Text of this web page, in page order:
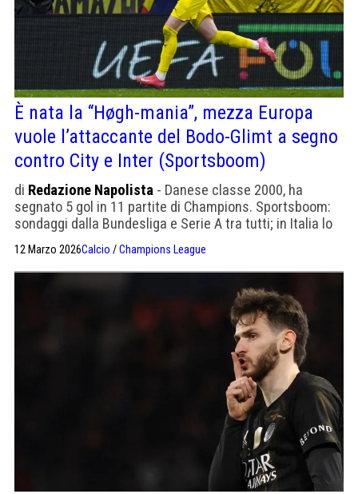
È nata la “Høgh-mania”, mezza Europa
vuole l’attaccante del Bodo-Glimt a segno
contro City e Inter (Sportsboom)
di Redazione Napolista - Danese classe 2000, ha
segnato 5 gol in 11 partite di Champions. Sportsboom:
sondaggi dalla Bundesliga e Serie A tra tutti; in Italia lo
12 Marzo 2026Calcio /Champions League